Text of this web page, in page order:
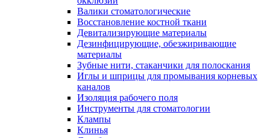
Валики стоматологические
Восстановление костной ткани
Девитализирующие материалы
Дезинфицирующие, обезжиривающие
материалы
Зубные нити, стаканчики для полоскания
Иглы и шприцы для промывания корневых
каналов
Изоляция рабочего поля
Инструменты для стоматологии
Клампы
Клинья